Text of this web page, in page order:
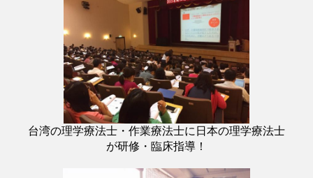
台湾の理学療法士・作業療法士に日本の理学療法士
が研修・臨床指導！